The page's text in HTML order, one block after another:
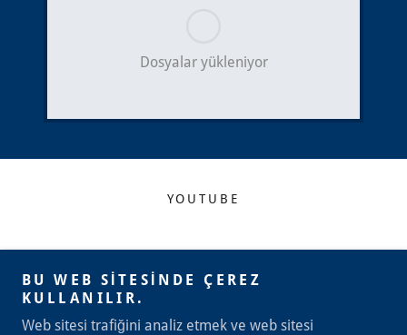
Dosyalar yükleniyor
YOUTUBE
Daire:3 Kadıköy/İstanbul
+905055906077
BU WEB SITESINDE ÇEREZ
KULLANILIR.
Web sitesi trafiğini analiz etmek ve web sitesi